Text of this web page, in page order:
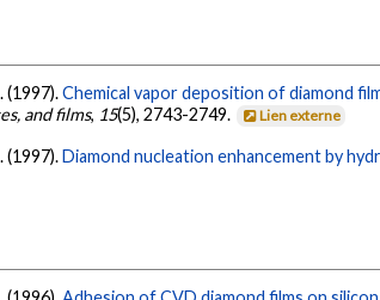
(1997).Chemical vapor deposition of diamond
and films, 15(5), 2743-2749. Lien externe
(1997).Diamond nucleation enhancement by